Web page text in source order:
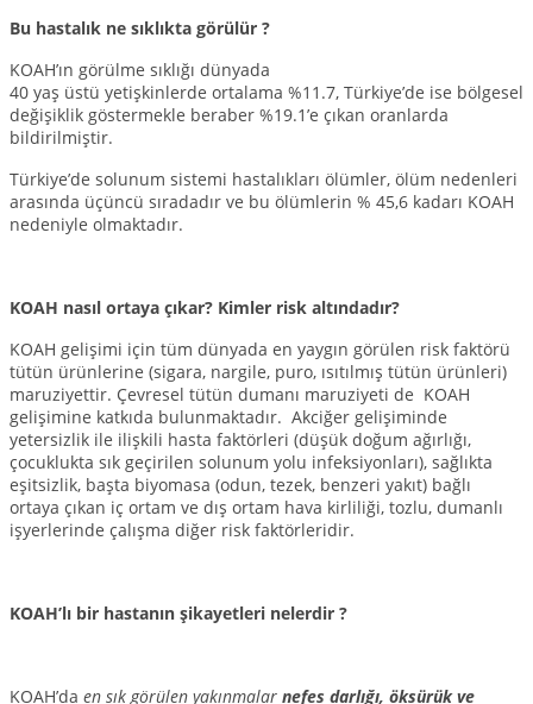
Bu hastalık ne sıklıkta görülür ?
KOAH’ın görülme sıklığı dünyada
40 yaş üstü yetişkinlerde ortalama %11.7, Türkiye’de ise bölgesel
değişiklik göstermekle beraber %19.1’e çıkan oranlarda
bildirilmiştir.
Türkiye’de solunum sistemi hastalıkları ölümler, ölüm nedenleri
arasında üçüncü sıradadır ve bu ölümlerin % 45,6 kadarı KOAH
nedeniyle olmaktadır.
KOAH nasıl ortaya çıkar? Kimler risk altındadır?
KOAH gelişimi için tüm dünyada en yaygın görülen risk faktörü
tütün ürünlerine (sigara, nargile, puro, ısıtılmış tütün ürünleri)
maruziyettir. Çevresel tütün dumanı maruziyeti de KOAH
gelişimine katkıda bulunmaktadır. Akciğer gelişiminde
yetersizlik ile ilişkili hasta faktörleri (düşük doğum ağırlığı,
çocuklukta sık geçirilen solunum yolu infeksiyonları), sağlıkta
eşitsizlik, başta biyomasa (odun, tezek, benzeri yakıt) bağlı
ortaya çıkan iç ortam ve dış ortam hava kirliliği, tozlu, dumanlı
işyerlerinde çalışma diğer risk faktörleridir.
KOAH’lı bir hastanın şikayetleri nelerdir ?
KOAH’da en sık görülen yakınmalar nefes darlığı, öksürük ve